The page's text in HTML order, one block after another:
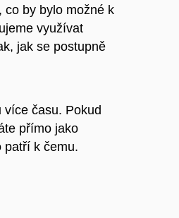
co by bylo možné k
využívat
jak se postupně
času. Pokud
přímo jako
patří k čemu.